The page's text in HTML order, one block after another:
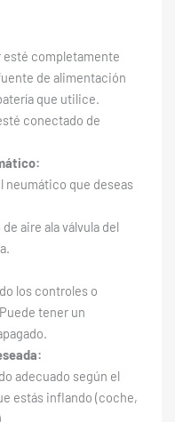
esté completamente
de alimentación
que utilice.
conectado de
neumático que deseas
aire ala válvula del
los controles o
tener un
adecuado según el
estás inflando (coche,